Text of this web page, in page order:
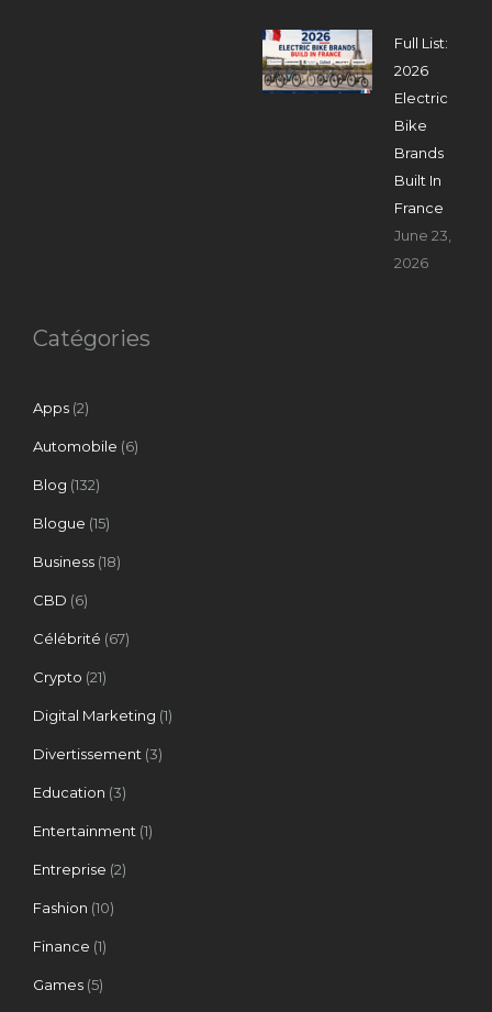
Full List:
2026
Electric
Bike
Brands
Built In
France
June 23,
2026
Catégories
Apps (2)
Automobile (6)
Blog (132)
Blogue (15)
Business (18)
CBD (6)
Célébrité (67)
Crypto (21)
Digital Marketing (1)
Divertissement (3)
Education (3)
Entertainment (1)
Entreprise (2)
Fashion (10)
Finance (1)
Games (5)